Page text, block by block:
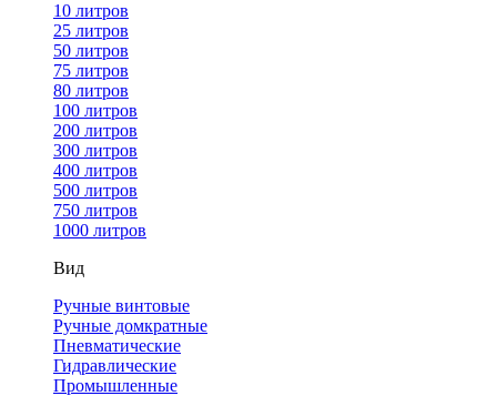
10 литров
25 литров
50 литров
75 литров
80 литров
100 литров
200 литров
300 литров
400 литров
500 литров
750 литров
1000 литров
Вид
Ручные винтовые
Ручные домкратные
Пневматические
Гидравлические
Промышленные